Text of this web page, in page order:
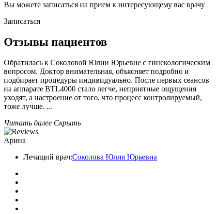
Вы можете записаться на прием к интересующему вас врачу
Записаться
Отзывы пациентов
Обратилась к Соколовой Юлии Юрьевне с гинекологическим
вопросом. Доктор внимательная, объясняет подробно и
подбирает процедуры индивидуально. После первых сеансов
на аппарате BTL4000 стало легче, неприятные ощущения
уходят, а настроение от того, что процесс контролируемый,
тоже лучше. ...
Читать далее Скрыть
Арина
Лечащий врач:Соколова Юлия Юрьевна